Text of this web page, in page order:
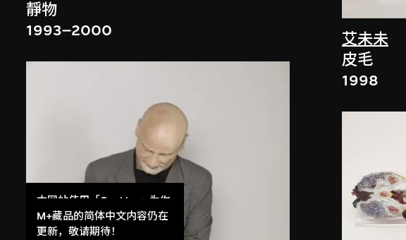
靜物
1993–2000
艾未未
皮毛
1998
本网站使用「Cookies」为你
提供最好的网站体验。
了解更多
M+藏品的简体中文内容仍在
更新，敬请期待！